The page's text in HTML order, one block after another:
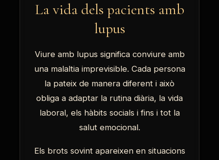
La vida dels pacients amb
lupus
Viure amb lupus significa conviure amb
una malaltia imprevisible. Cada persona
la pateix de manera diferent i això
obliga a adaptar la rutina diària, la vida
laboral, els hàbits socials i fins i tot la
salut emocional.
Els brots sovint apareixen en situacions